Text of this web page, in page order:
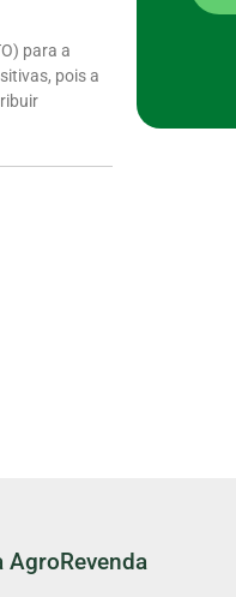
para a
pois a
AgroRevenda